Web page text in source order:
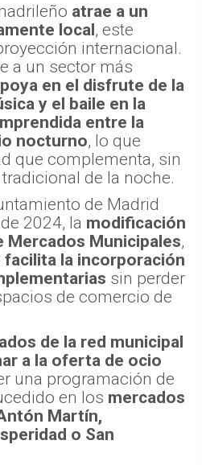
atrae a un
local, este
internacional.
a un sector más
en el disfrute de la
y el baile en la
entre la
nocturno, lo que
que complementa, sin
de la noche.
de Madrid
2024, la modificación
Mercados Municipales,
facilita la incorporación
sin perder
de comercio de
de la red municipal
a la oferta de ocio
una programación de
en los mercados
Martín,
o San